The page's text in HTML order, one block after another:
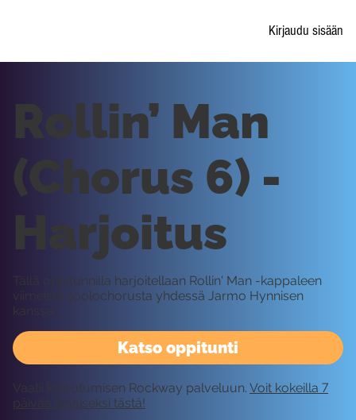
Kirjaudu sisään
Katso oppitunti
Rollin’ Man
(Chorus 6) -
Harjoitus
Tällä oppitunnilla harjoitellaan Rollin' Man -kappaleen
viimeistä soolochorusta yhdessä Jarmo Hynnisen
kanssa.
Vaatii kirjautumisen Rockway palveluun. Voit kokeilla 7
päivää ilmaiseksi tästä!